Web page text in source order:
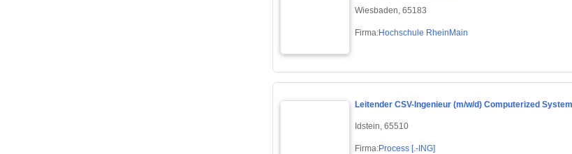
Wiesbaden, 65183
Firma:Hochschule RheinMain
Leitender CSV-Ingenieur (m/w/d) Computerized
Idstein, 65510
Firma:Process [.-ING]